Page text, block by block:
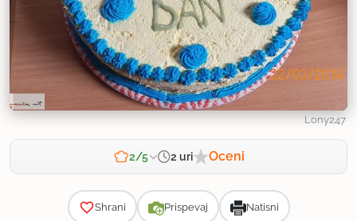
Lony247
2/5 2 uri Oceni
Shrani Prispevaj Natisni